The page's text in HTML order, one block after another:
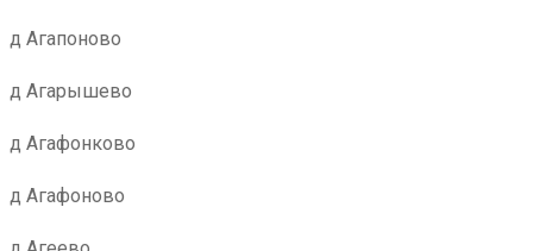
д Агапоново
д Агарышево
д Агафонково
д Агафоново